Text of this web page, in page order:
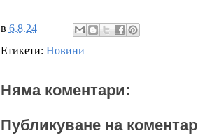
в 6.8.24
Етикети: Новини
Няма коментари:
Публикуване на коментар